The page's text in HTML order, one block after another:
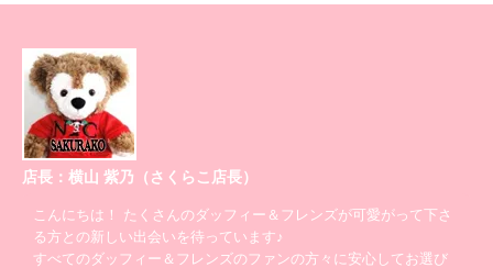
店長：横山 紫乃（さくらこ店長）
こんにちは！ たくさんのダッフィー＆フレンズが可愛がって下さ
る方との新しい出会いを待っています♪
すべてのダッフィー＆フレンズのファンの方々に安心してお選び